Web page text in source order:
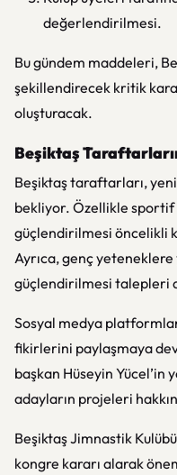
değerlendirilmesi.
Bu gündem maddeleri,
şekillendirecek kritik
oluşturacak.
Beşiktaş
Beşiktaş taraftarları,
bekliyor. Özellikle sportif
güçlendirilmesi öncelikli
Ayrıca, genç yeteneklere
güçlendirilmesi talepleri
Sosyal medya
fikirlerini paylaşmaya
başkan Hüseyin Yücel’in
adayların projeleri
Beşiktaş Jimnastik
kongre kararı alarak